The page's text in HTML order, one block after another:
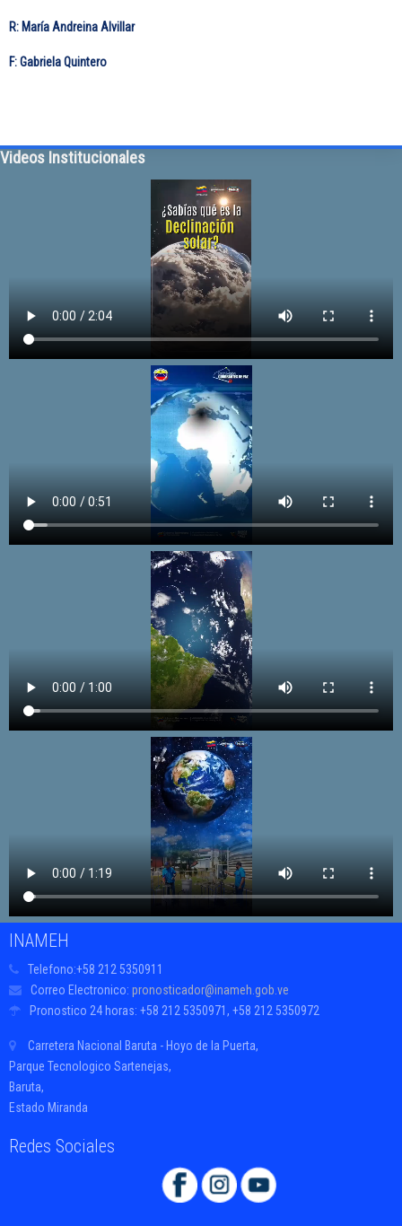
R: María Andreina Alvillar
F: Gabriela Quintero
Videos Institucionales
INAMEH
Telefono:+58 212 5350911
Correo Electronico: pronosticador@inameh.gob.ve
Pronostico 24 horas: +58 212 5350971, +58 212 5350972
Carretera Nacional Baruta - Hoyo de la Puerta,
Parque Tecnologico Sartenejas,
Baruta,
Estado Miranda
Redes Sociales